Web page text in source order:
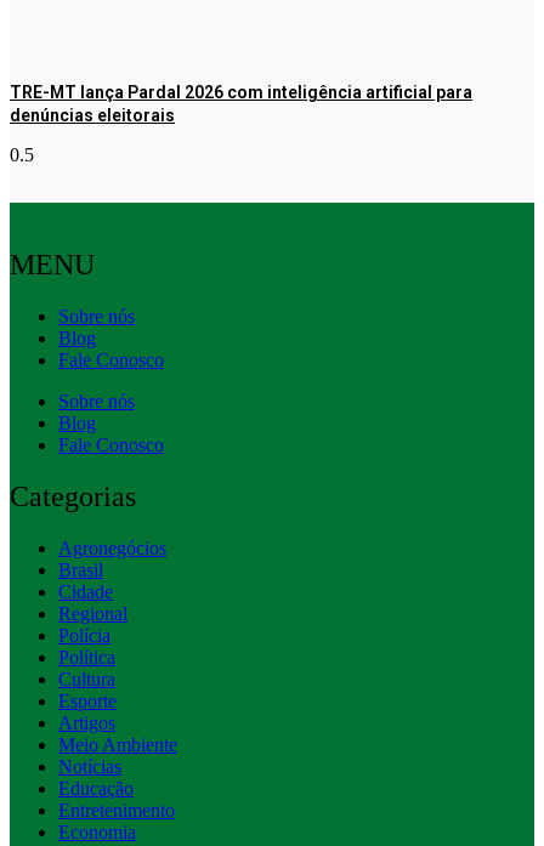
TRE-MT lança Pardal 2026 com inteligência artificial para
denúncias eleitorais
MENU
Sobre nós
Blog
Fale Conosco
Sobre nós
Blog
Fale Conosco
Categorias
Agronegócios
Brasil
Cidade
Regional
Polícia
Política
Cultura
Esporte
Artigos
Meio Ambiente
Notícias
Educação
Entretenimento
Economia